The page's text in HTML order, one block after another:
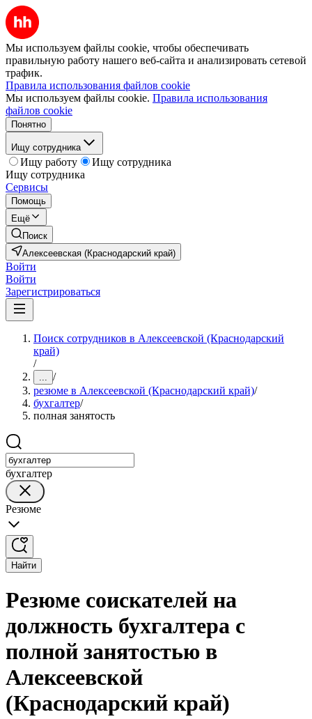
Мы используем файлы cookie, чтобы обеспечивать
правильную работу нашего веб-сайта и анализировать сетевой
трафик.
Правила использования файлов cookie
Мы используем файлы cookie. Правила использования
файлов cookie
Понятно
Ищу сотрудника
Ищу работу
Ищу сотрудника
Ищу сотрудника
Сервисы
Помощь
Ещё
Поиск
Алексеевская (Краснодарский край)
Войти
Войти
Зарегистрироваться
Поиск сотрудников в Алексеевской (Краснодарский
край)
/
... /
резюме в Алексеевской (Краснодарский край)/
бухгалтер/
полная занятость
бухгалтер
Резюме
Найти
Резюме соискателей на
должность бухгалтера с
полной занятостью в
Алексеевской
(Краснодарский край)